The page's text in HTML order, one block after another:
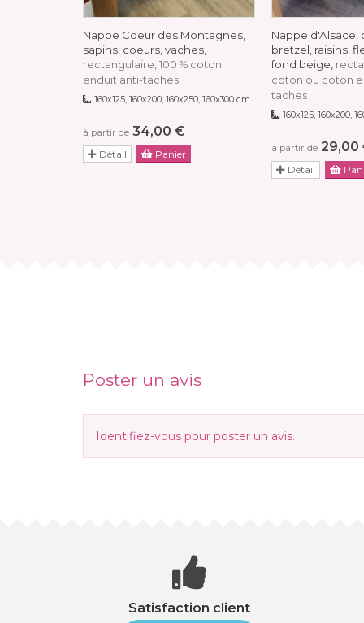
Nappe Coeur des Montagnes,
sapins, coeurs, vaches,
rectangulaire, 100 % coton
enduit anti-taches
160x125, 160x200, 160x250, 160x300 cm
à partir de 34,00 €
Détail Panier
Nappe d'Alsace,
bretzel, raisins,
fond beige,
coton ou coton
taches
160x125, 160x200,
à partir de 29,00
Détail
Poster un avis
Identifiez-vous pour poster un avis.
Satisfaction client